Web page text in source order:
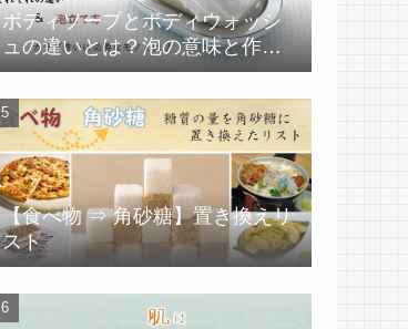
ボディソープとボディウォッシ
ュの違いとは？泡の意味と作り
方
【食べ物 ⇒ 角砂糖】置き換えリ
スト